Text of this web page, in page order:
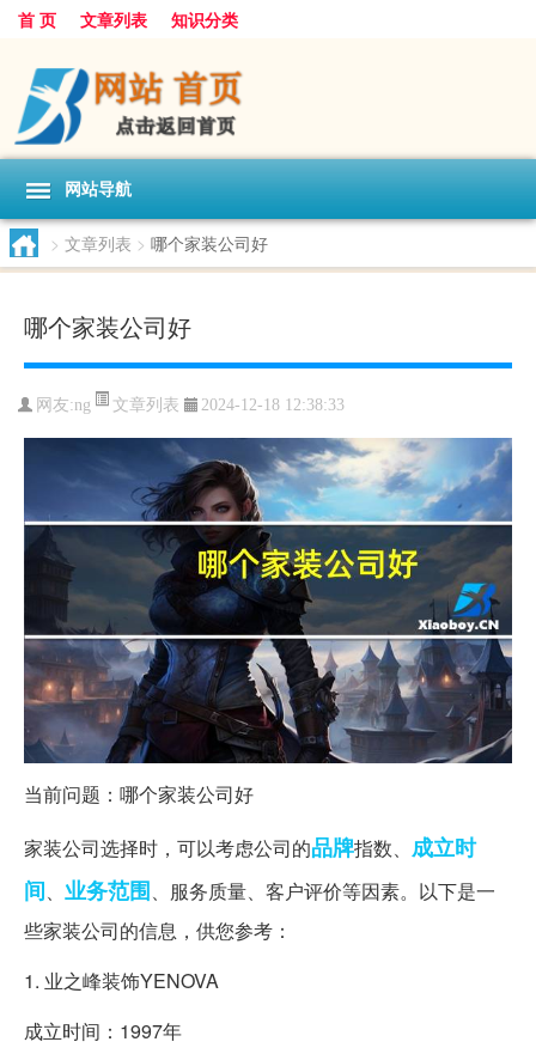
首 页 文章列表 知识分类
网站导航
> 文章列表 > 哪个家装公司好
哪个家装公司好
网友:ng 文章列表 2024-12-18 12:38:33
当前问题：哪个家装公司好
家装公司选择时，可以考虑公司的品牌指数、 成立时
间、 业务范围、服务质量、客户评价等因素。以下是一
些家装公司的信息，供您参考：
1. 业之峰装饰YENOVA
成立时间：1997年